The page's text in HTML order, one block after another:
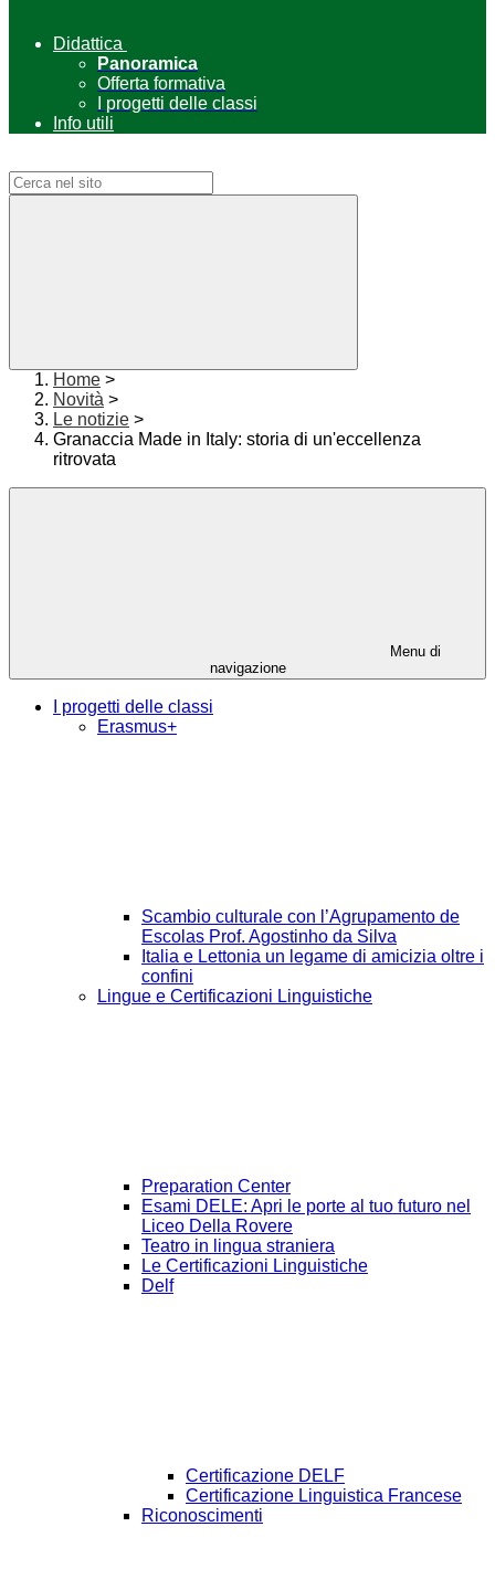
Didattica
Panoramica
Offerta formativa
I progetti delle classi
Info utili
Home >
Novità >
Le notizie >
Granaccia Made in Italy: storia di un'eccellenza
ritrovata
Menu di
navigazione
I progetti delle classi
Erasmus+
Scambio culturale con l’Agrupamento de
Escolas Prof. Agostinho da Silva
Italia e Lettonia un legame di amicizia oltre i
confini
Lingue e Certificazioni Linguistiche
Preparation Center
Esami DELE: Apri le porte al tuo futuro nel
Liceo Della Rovere
Teatro in lingua straniera
Le Certificazioni Linguistiche
Delf
Certificazione DELF
Certificazione Linguistica Francese
Riconoscimenti